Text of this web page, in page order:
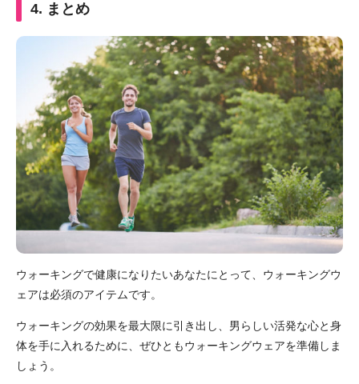
4. まとめ
ウォーキングで健康になりたいあなたにとって、ウォーキングウ
ェアは必須のアイテムです。
ウォーキングの効果を最大限に引き出し、男らしい活発な心と身
体を手に入れるために、ぜひともウォーキングウェアを準備しま
しょう。